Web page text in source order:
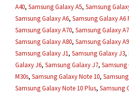
A40, Samsung Galaxy A5, Samsung
Samsung Galaxy A6, Samsung Galaxy A6
Samsung Galaxy A70, Samsung Galaxy
Samsung Galaxy A80, Samsung Galaxy A9
Samsung Galaxy J1, Samsung Galaxy J3,
Galaxy J6, Samsung Galaxy J7, Samsung
M30s, Samsung Galaxy Note 10,
Samsung Galaxy Note 10 Plus, Samsung